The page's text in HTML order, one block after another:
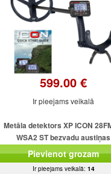
599.00 €
Ir pieejams veikalā
Metāla detektors XP ICON
WSA2 ST bezvadu austiņas
Pievienot grozam
Ir pieejams veikalā: 14